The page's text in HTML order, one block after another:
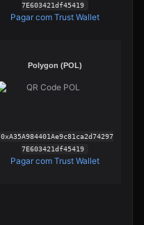
7E603421df45419
Pagar com Trust Wallet
Polygon (POL)
0xA35A984401Ae9c81ca2d74297
7E603421df45419
Pagar com Trust Wallet